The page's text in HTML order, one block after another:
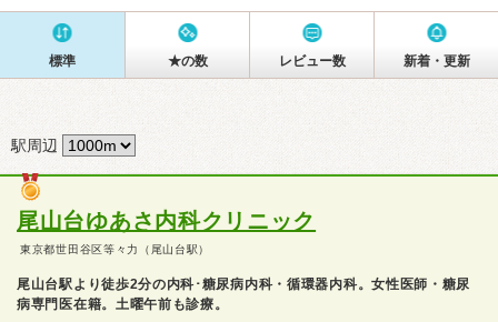
標準 ★の数 レビュー数 新着・更新
駅周辺
尾山台ゆあさ内科クリニック
東京都世田谷区等々力（尾山台駅）
尾山台駅より徒歩2分の内科･糖尿病内科・循環器内科。女性医師・糖尿
病専門医在籍。土曜午前も診療。